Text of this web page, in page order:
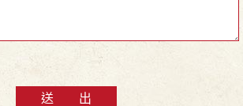
送 出